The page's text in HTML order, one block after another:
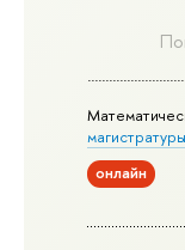
онлайн